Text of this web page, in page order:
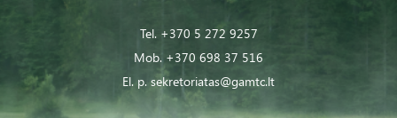
Tel. +370 5 272 9257
Mob. +370 698 37 516
El. p. sekretoriatas@gamtc.lt